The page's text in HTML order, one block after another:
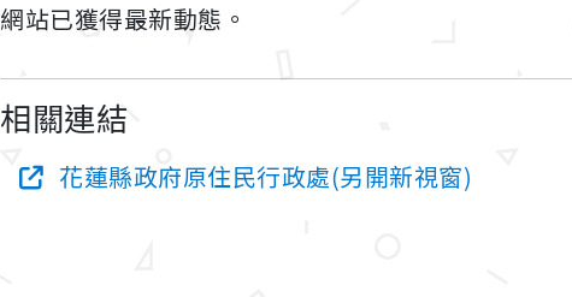
網站已獲得最新動態。
相關連結
花蓮縣政府原住民行政處(另開新視窗)